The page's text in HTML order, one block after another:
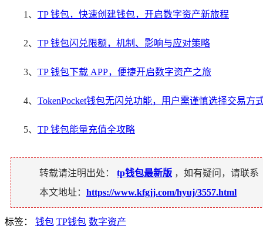
1、 TP 钱包，快速创建钱包，开启数字资产新旅程
2、 TP 钱包闪兑限额，机制、影响与应对策略
3、 TP 钱包下载 APP，便捷开启数字资产之旅
4、 TokenPocket钱包无闪兑功能，用户需谨慎选择交易方
5、 TP 钱包能量充值全攻略
转载请注明出处： tp钱包最新版 ，如有疑问，请联系
本文地址： https://www.kfgjj.com/hyuj/3557.html
标签： 钱包 TP钱包 数字资产